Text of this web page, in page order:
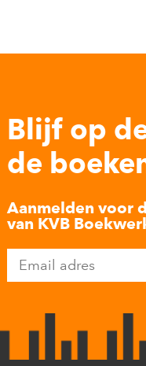
Blijf op
de
Aanmelden voor
van KVB